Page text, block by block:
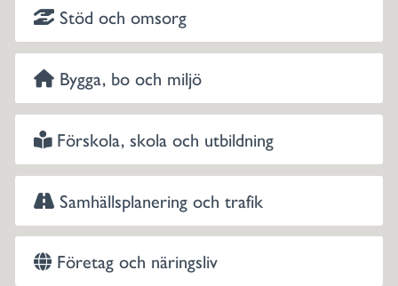
Stöd och omsorg
Bygga, bo och miljö
Förskola, skola och utbildning
Samhällsplanering och trafik
Företag och näringsliv